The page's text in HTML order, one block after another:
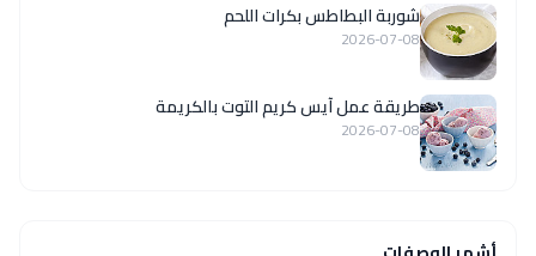
شوربة البطاطس بكرات اللحم
2026-07-08
طريقة عمل آيس كريم التوت بالكريمة
2026-07-08